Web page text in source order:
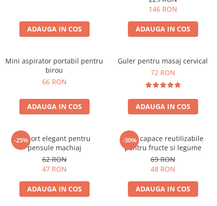
ADAUGA IN COS
146 RON
ADAUGA IN COS
Mini aspirator portabil pentru
birou
66 RON
ADAUGA IN COS
Guler pentru masaj cervical
72 RON
ADAUGA IN COS
-25%
Suport elegant pentru
pensule machiaj
62 RON
47 RON
ADAUGA IN COS
-30%
Set 4 capace reutilizabile
pentru fructe si legume
69 RON
48 RON
ADAUGA IN COS